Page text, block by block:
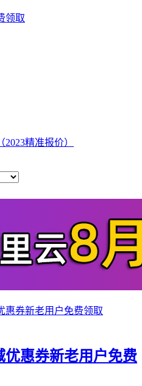
领取
精准报价）
优惠券新老用户免费